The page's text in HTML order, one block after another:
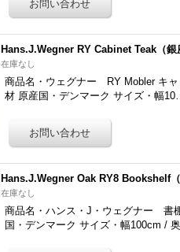
Hans.J.Wegner RY Cabinet Teak（銀
在庫なし
商品名・ウェグナー RY Mobler キャ
材 原産国・デンマーク サイズ・幅
Hans.J.Wegner Oak RY8 Bookshelf
在庫なし
商品名・ハンス・J・ウェグナー 書
国・デンマーク サイズ・幅100cm /